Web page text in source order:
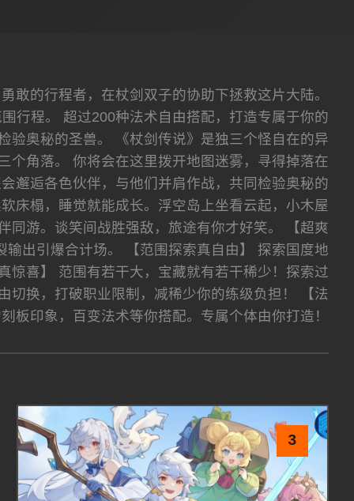
敢的行程者，在杖剑双子的协助下拯救这片大陆。
行程。 超过200种法术自由搭配，打造专属于你的
验奥秘的圣兽。 《杖剑传说》是独三个怪自在的异
个角落。 你将会在这里拨开地图迷雾，寻得掉落在
邂逅各色伙伴，与他们并肩作战，共同检验奥秘的
床榻，睡觉就能成长。浮空岛上坐看云起，小木屋
同游。谈笑间战胜强敌，旅途有你才好笑。 【超爽
出引爆合计场。 【范围探索真自由】 探索国度地
惊喜】 范围有若干大，宝藏就有若干稀少！探索过
切换，打破职业限制，减稀少你的练级负担！ 【法
板印象，百变法术等你搭配。专属个体由你打造！
3